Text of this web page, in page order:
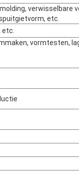
verwisselbare
etc.
etc.
vormtesten,